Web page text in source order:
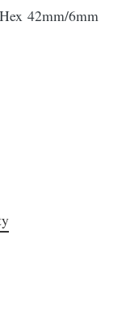
42mm/6mm